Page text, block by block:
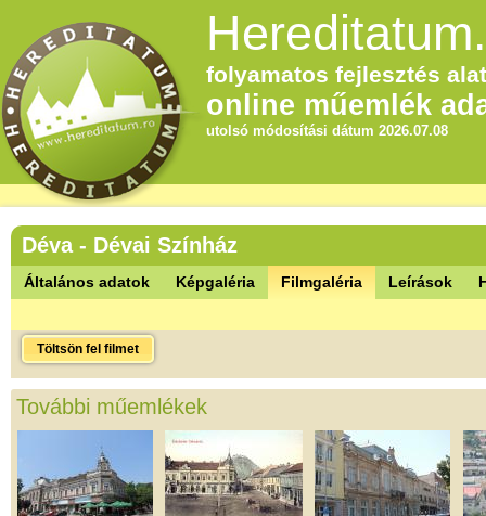
folyamatos fejlesztés
online műemlék
utolsó módosítási dátum 2026.07.08
Déva - Dévai Színház
Általános adatok Képgaléria Filmgaléria Leírások
Töltsön fel filmet
További műemlékek